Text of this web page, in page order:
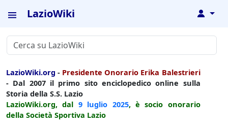
LazioWiki ↓
LazioWiki.org - Presidente Onorario Erika Balestrieri
- Dal 2007 il primo sito enciclopedico online sulla
Storia della S.S. Lazio
LazioWiki.org, dal 9 luglio 2025, è socio onorario
della Società Sportiva Lazio